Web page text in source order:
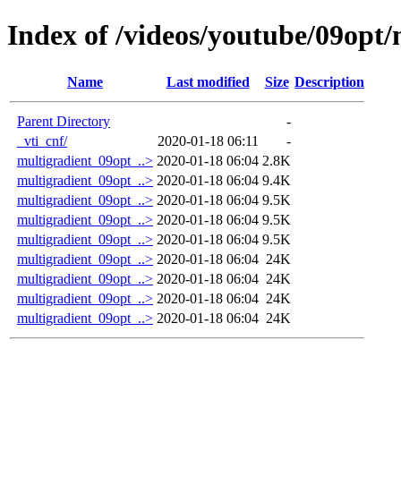
Index of /videos/youtube/
Name Last modified Size Description
Parent Directory
-
_vti_cnf/
2020-01-18 06:11
-
multigradient_09opt_..> 2020-01-18 06:04 2.8K
multigradient_09opt_..> 2020-01-18 06:04 9.4K
multigradient_09opt_..> 2020-01-18 06:04 9.5K
multigradient_09opt_..> 2020-01-18 06:04 9.5K
multigradient_09opt_..> 2020-01-18 06:04 9.5K
multigradient_09opt_..> 2020-01-18 06:04 24K
multigradient_09opt_..> 2020-01-18 06:04 24K
multigradient_09opt_..> 2020-01-18 06:04 24K
multigradient_09opt_..> 2020-01-18 06:04 24K